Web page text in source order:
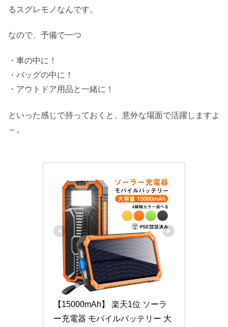
るスグレモノなんです。
なので、予備で一つ
・車の中に！
・バッグの中に！
・アウトドア用品と一緒に！
といった感じで持っておくと、意外な場面で活躍しますよ
～。
【15000mAh】 楽天1位 ソーラ
ー充電器 モバイルバッテリー 大